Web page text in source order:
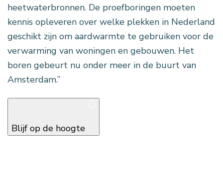
heetwaterbronnen. De proefboringen moeten
kennis opleveren over welke plekken in Nederland
geschikt zijn om aardwarmte te gebruiken voor de
verwarming van woningen en gebouwen. Het
boren gebeurt nu onder meer in de buurt van
Amsterdam.”
Blijf op de hoogte